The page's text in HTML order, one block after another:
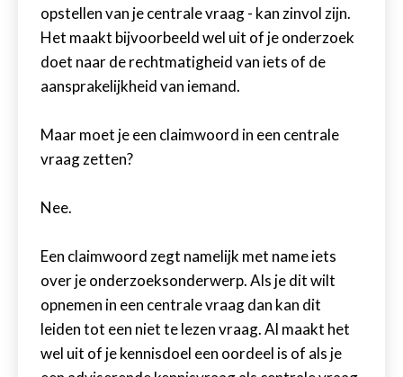
opstellen van je centrale vraag - kan zinvol zijn.
Het maakt bijvoorbeeld wel uit of je onderzoek
doet naar de rechtmatigheid van iets of de
aansprakelijkheid van iemand.
Maar moet je een claimwoord in een centrale
vraag zetten?
Nee.
Een claimwoord zegt namelijk met name iets
over je onderzoeksonderwerp. Als je dit wilt
opnemen in een centrale vraag dan kan dit
leiden tot een niet te lezen vraag. Al maakt het
wel uit of je kennisdoel een oordeel is of als je